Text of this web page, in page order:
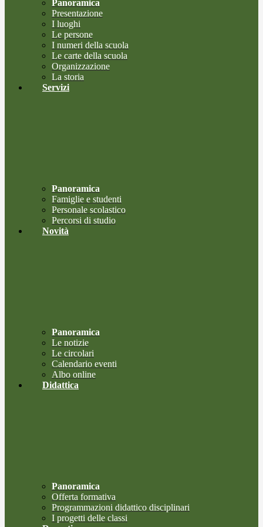
Panoramica
Presentazione
I luoghi
Le persone
I numeri della scuola
Le carte della scuola
Organizzazione
La storia
Servizi
Panoramica
Famiglie e studenti
Personale scolastico
Percorsi di studio
Novità
Panoramica
Le notizie
Le circolari
Calendario eventi
Albo online
Didattica
Panoramica
Offerta formativa
Programmazioni didattico disciplinari
I progetti delle classi